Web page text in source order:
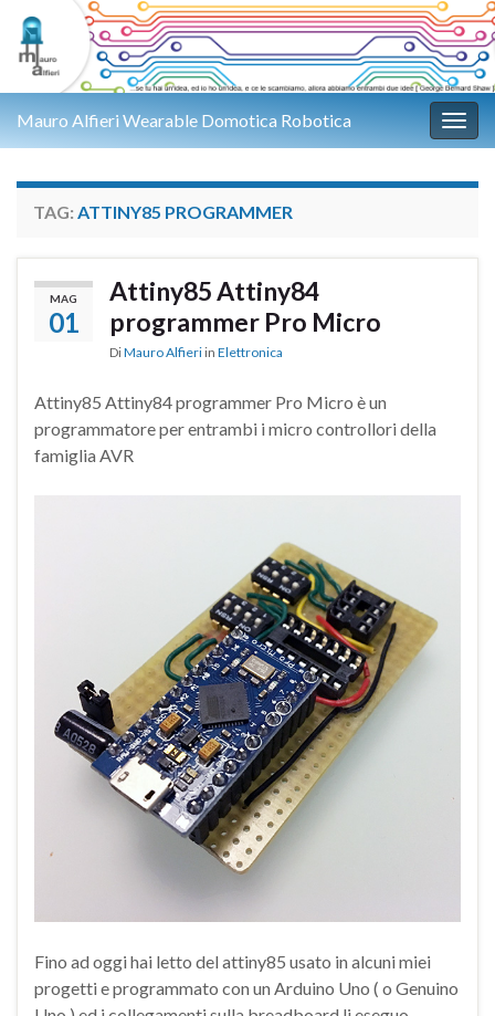
Mauro Alfieri Wearable Domotica Robotica
TAG: ATTINY85 PROGRAMMER
MAG
01
Attiny85 Attiny84
programmer Pro Micro
DiMauro Alfieri in Elettronica
Attiny85 Attiny84 programmer Pro Micro è un
programmatore per entrambi i micro controllori della
famiglia AVR
Fino ad oggi hai letto del attiny85 usato in alcuni miei
progetti e programmato con un Arduino Uno ( o Genuino